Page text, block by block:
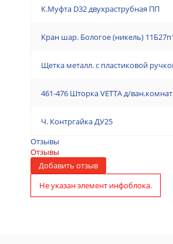
К.Муфта D32 двухраструбная ПП
Кран шар. Бологое (никель)
Щетка металл. с пластиковой
461-476 Шторка VETTA д/
Ч. Контргайка ДУ25
Отзывы
Отзывы
Добавить отзыв
Не указан элемент инфоблока.